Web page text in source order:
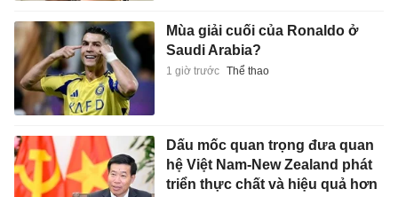
Mùa giải cuối của Ronaldo ở
Saudi Arabia?
1 giờ trước Thể thao
Dấu mốc quan trọng đưa quan
hệ Việt Nam-New Zealand phát
triển thực chất và hiệu quả hơn